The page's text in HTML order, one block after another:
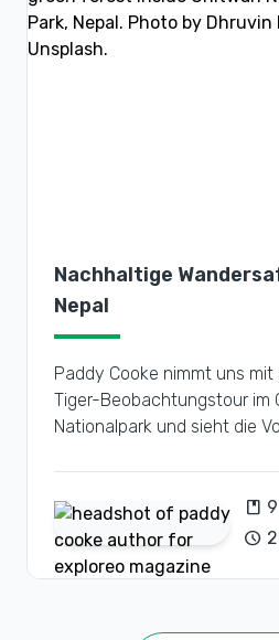
Nachhaltige
Nepal
Paddy Cooke nimmt uns mit
Tiger-Beobachtungstour im
Nationalpark und sieht die
Naturschutzbemühungen
book
schedule